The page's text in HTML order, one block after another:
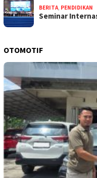
BERITA PENDIDIKAN
Seminar
OTOMOTIF